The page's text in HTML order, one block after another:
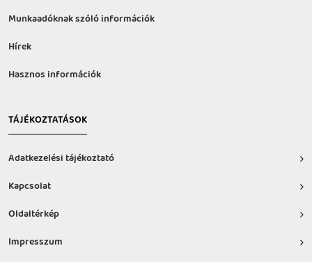
Munkaadóknak szóló információk
Hírek
Hasznos információk
TÁJÉKOZTATÁSOK
Adatkezelési tájékoztató
Kapcsolat
Oldaltérkép
Impresszum